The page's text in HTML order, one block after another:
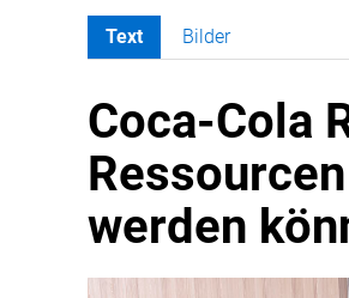
Text Bilder
Coca-Cola
werden